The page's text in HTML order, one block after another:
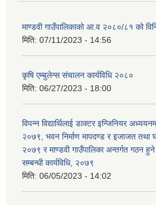
माण्डवी गाउँपालिकाको आ.व २०८०/८१ को
मिति: 07/11/2023 - 14:56
कृषि एम्बुलेन्स संचालन कार्यविधि २०८०
मिति: 06/27/2023 - 18:00
विपन्न विद्यार्थिलाई डाक्टर इन्जिनियर
२०७९, भवन निर्माण मापदण्ड र इजाजत तथा
२०७९ र माण्डवी गाउँपालिका अन्तर्गत गठन
सम्बन्धी कार्यविधि, २०७९
मिति: 06/05/2023 - 14:02